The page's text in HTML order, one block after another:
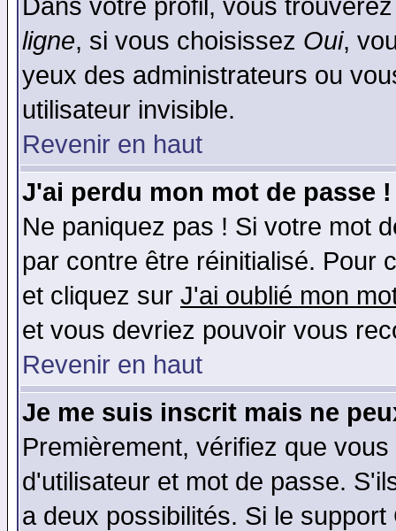
Dans votre profil, vous
ligne, si vous choisissez Oui,
yeux des administrateurs ou
utilisateur invisible.
Revenir en haut
J'ai perdu mon mot de passe !
Ne paniquez pas ! Si votre mot
par contre être réinitialisé. Pour
et cliquez sur J'ai oublié mon
et vous devriez pouvoir vous
Revenir en haut
Je me suis inscrit mais ne
Premièrement, vérifiez que
d'utilisateur et mot de passe.
a deux possibilités. Si le